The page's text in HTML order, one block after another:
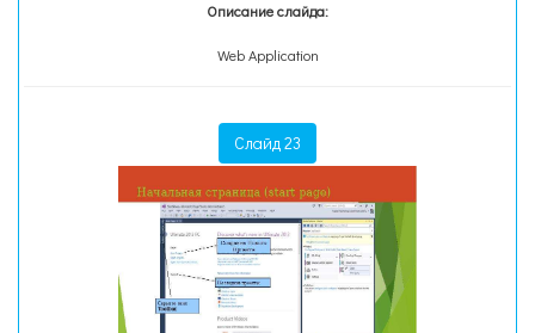
Описание слайда:
Web Application
Слайд 23